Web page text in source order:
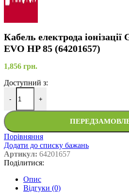
Кабель електрода
EVO HP 85 (64201657)
1,856 грн.
Доступний з:
- +
Порівняння
Додати до списку бажань
Артикул: 64201657
Поділитися:
Опис
Відгуки (0)